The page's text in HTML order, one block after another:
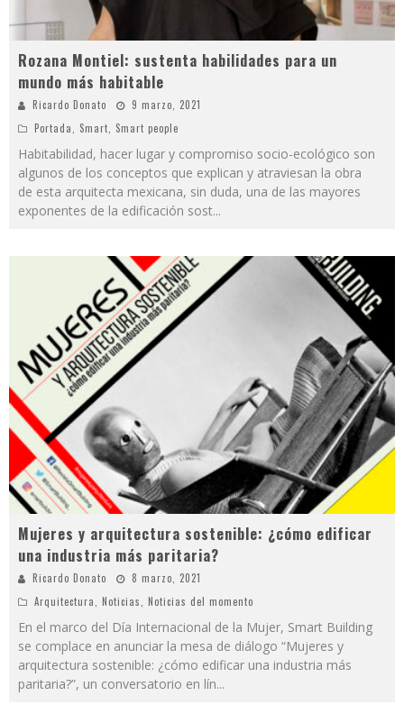
Rozana Montiel: sustenta habilidades para un
mundo más habitable
Ricardo Donato
9 marzo, 2021
Portada, Smart, Smart people
Habitabilidad, hacer lugar y compromiso socio-ecológico son
algunos de los conceptos que explican y atraviesan la obra
de esta arquitecta mexicana, sin duda, una de las mayores
exponentes de la edificación sost...
Mujeres y arquitectura sostenible: ¿cómo edificar
una industria más paritaria?
Ricardo Donato
8 marzo, 2021
Arquitectura
Noticias Noticias del momento
En el marco del Día Internacional de la Mujer, Smart Building
se complace en anunciar la mesa de diálogo “Mujeres y
arquitectura sostenible: ¿cómo edificar una industria más
paritaria?”, un conversatorio en lín...